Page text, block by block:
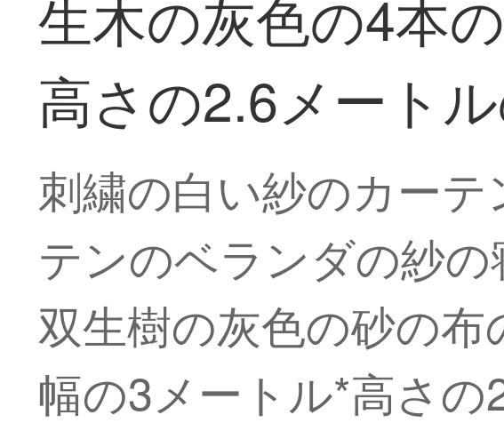
生木の灰色の4本
高さの2.6メート
刺繍の白い紗のカー
テンのベランダの紗
双生樹の灰色の砂の
幅の3メートル*高さ